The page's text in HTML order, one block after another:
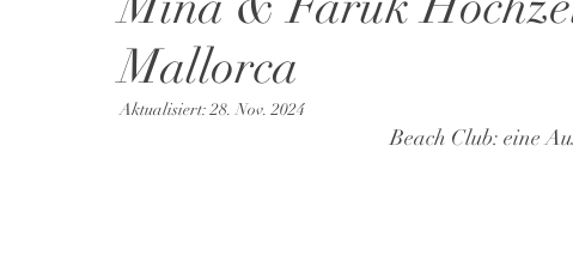
Mallorca
Aktualisiert:28. Nov. 2024
Beach Club: eine